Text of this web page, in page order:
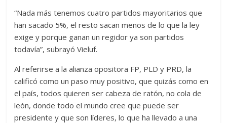
“Nada más tenemos cuatro partidos mayoritarios que
han sacado 5%, el resto sacan menos de lo que la ley
exige y porque ganan un regidor ya son partidos
todavía”, subrayó Vieluf.
Al referirse a la alianza opositora FP, PLD y PRD, la
calificó como un paso muy positivo, que quizás como en
el país, todos quieren ser cabeza de ratón, no cola de
león, donde todo el mundo cree que puede ser
presidente y que son líderes, lo que ha llevado a una